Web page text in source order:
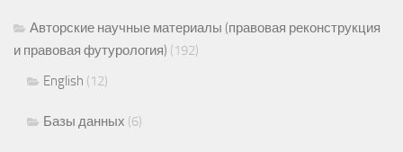
Авторские научные материалы (правовая реконструкция
и правовая футурология) (192)
English (12)
Базы данных (6)